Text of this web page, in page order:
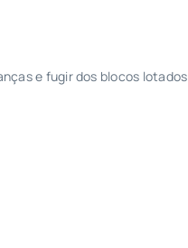
e fugir dos blocos lotados